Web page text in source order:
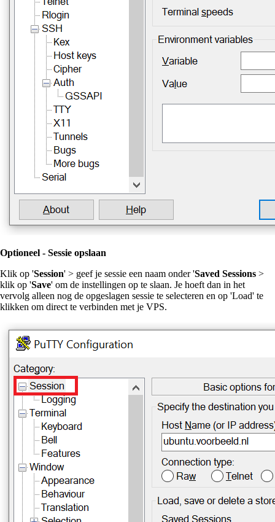
Optioneel - Sessie opslaan
Klik op 'Session' > geef je sessie een naam onder 'Saved Sessions >
klik op 'Save' om de instellingen op te slaan. Je hoeft dan in het
vervolg alleen nog de opgeslagen sessie te selecteren en op 'Load' te
klikken om direct te verbinden met je VPS.